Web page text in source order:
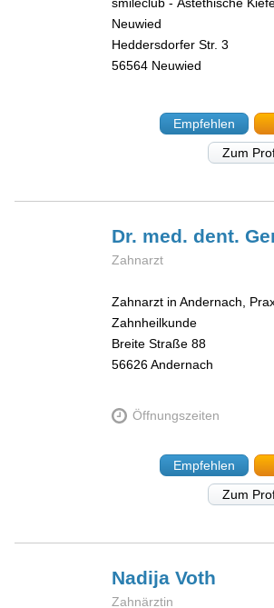
smileclub - Ästethische
Neuwied
Heddersdorfer Str. 3
56564 Neuwied
Empfehlen
Zum
Dr. med. dent.
Zahnarzt
Zahnarzt in Andernach,
Zahnheilkunde
Breite Straße 88
56626Andernach
Öffnungszeiten
Empfehlen
Zum
NadijaVoth
Zahnärztin